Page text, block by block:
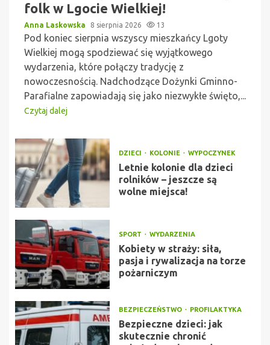
folk w Lgocie Wielkiej!
Anna Laskowska 8 sierpnia 2026 13
Pod koniec sierpnia wszyscy mieszkańcy Lgoty
Wielkiej mogą spodziewać się wyjątkowego
wydarzenia, które połączy tradycję z
nowoczesnością. Nadchodzące Dożynki Gminno-
Parafialne zapowiadają się jako niezwykłe święto,...
Czytaj dalej
DZIECI KOLONIE WYPOCZYNEK
Letnie kolonie dla dzieci
rolników – jeszcze są
wolne miejsca!
SPORT WYDARZENIA
Kobiety w straży: siła,
pasja i rywalizacja na torze
pożarniczym
BEZPIECZEŃSTWO PROFILAKTYKA
Bezpieczne dzieci: jak
skutecznie chronić